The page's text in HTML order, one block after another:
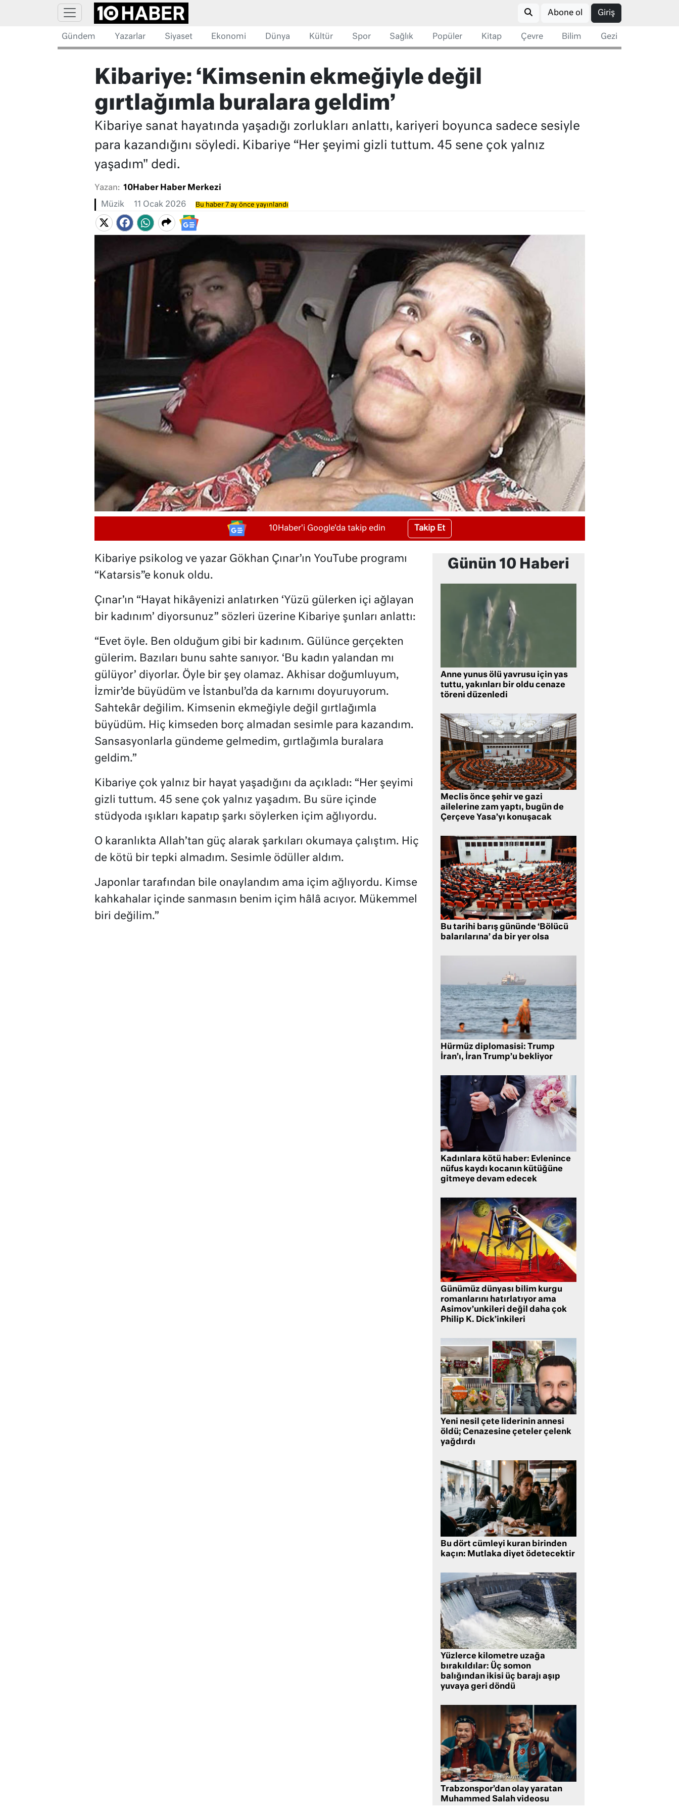
Abone ol Giriş
Gündem Yazarlar Siyaset Ekonomi Dünya Kültür Spor Sağlık Popüler Kitap Çevre Bilim Gezi
Kibariye: ‘Kimsenin ekmeğiyle değil
gırtlağımla buralara geldim’
Kibariye sanat hayatında yaşadığı zorlukları anlattı, kariyeri boyunca sadece sesiyle
para kazandığını söyledi. Kibariye “Her şeyimi gizli tuttum. 45 sene çok yalnız
yaşadım" dedi.
Yazan: 10Haber Haber Merkezi
Müzik 11 Ocak 2026 Bu haber 7 ay önce yayınlandı
10Haber'i Google'da takip edin Takip Et
Kibariye psikolog ve yazar Gökhan Çınar’ın YouTube programı
“Katarsis”e konuk oldu.
Çınar’ın “Hayat hikâyenizi anlatırken ‘Yüzü gülerken içi ağlayan
bir kadınım’ diyorsunuz” sözleri üzerine Kibariye şunları anlattı:
“Evet öyle. Ben olduğum gibi bir kadınım. Gülünce gerçekten
gülerim. Bazıları bunu sahte sanıyor. ‘Bu kadın yalandan mı
gülüyor’ diyorlar. Öyle bir şey olamaz. Akhisar doğumluyum,
İzmir’de büyüdüm ve İstanbul’da da karnımı doyuruyorum.
Sahtekâr değilim. Kimsenin ekmeğiyle değil gırtlağımla
büyüdüm. Hiç kimseden borç almadan sesimle para kazandım.
Sansasyonlarla gündeme gelmedim, gırtlağımla buralara
geldim.”
Kibariye çok yalnız bir hayat yaşadığını da açıkladı: “Her şeyimi
gizli tuttum. 45 sene çok yalnız yaşadım. Bu süre içinde
stüdyoda ışıkları kapatıp şarkı söylerken içim ağlıyordu.
O karanlıkta Allah’tan güç alarak şarkıları okumaya çalıştım. Hiç
de kötü bir tepki almadım. Sesimle ödüller aldım.
Japonlar tarafından bile onaylandım ama içim ağlıyordu. Kimse
kahkahalar içinde sanmasın benim içim hâlâ acıyor. Mükemmel
biri değilim.”
Günün 10 Haberi
Anne yunus ölü yavrusu için yas
tuttu, yakınları bir oldu cenaze
töreni düzenledi
Meclis önce şehir ve gazi
ailelerine zam yaptı, bugün de
Çerçeve Yasa’yı konuşacak
Bu tarihi barış gününde ‘Bölücü
balarılarına’ da bir yer olsa
Hürmüz diplomasisi: Trump
İran’ı, İran Trump’u bekliyor
Kadınlara kötü haber: Evlenince
nüfus kaydı kocanın kütüğüne
gitmeye devam edecek
Günümüz dünyası bilim kurgu
romanlarını hatırlatıyor ama
Asimov’unkileri değil daha çok
Philip K. Dick’inkileri
Yeni nesil çete liderinin annesi
öldü; Cenazesine çeteler çelenk
yağdırdı
Bu dört cümleyi kuran birinden
kaçın: Mutlaka diyet ödetecektir
Yüzlerce kilometre uzağa
bırakıldılar: Üç somon
balığından ikisi üç barajı aşıp
yuvaya geri döndü
Trabzonspor’dan olay yaratan
Muhammed Salah videosu